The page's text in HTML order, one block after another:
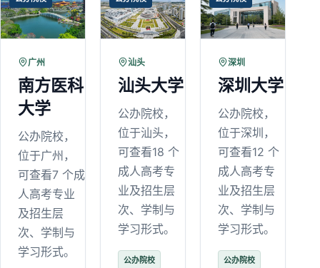
广州
南方医科
大学
公办院校，
位于广州，
可查看7 个成
人高考专业
及招生层
次、学制与
学习形式。
汕头
汕头大学
公办院校，
位于汕头，
可查看18 个
成人高考专
业及招生层
次、学制与
学习形式。
公办院校
深圳
深圳大学
公办院校，
位于深圳，
可查看12 个
成人高考专
业及招生层
次、学制与
学习形式。
公办院校